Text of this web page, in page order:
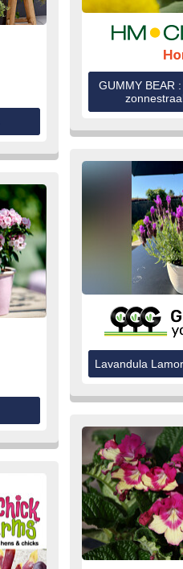
GUMMY BEAR
Lavandula